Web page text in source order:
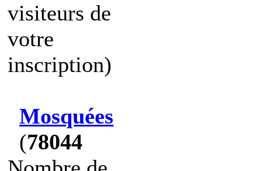
visiteurs de
votre
inscription)
Mosquées
(78044